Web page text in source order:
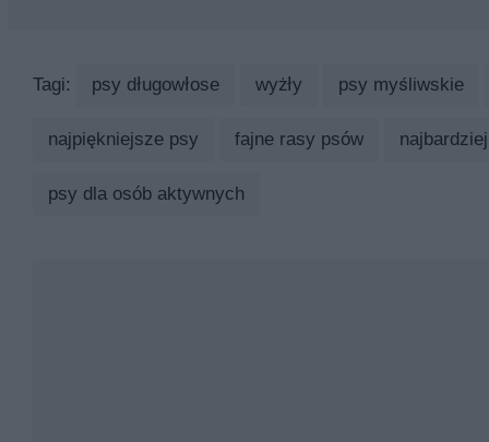
Tagi: psy długowłose wyżły psy myśliwskie
najpiękniejsze psy fajne rasy psów
psy dla osób aktywnych